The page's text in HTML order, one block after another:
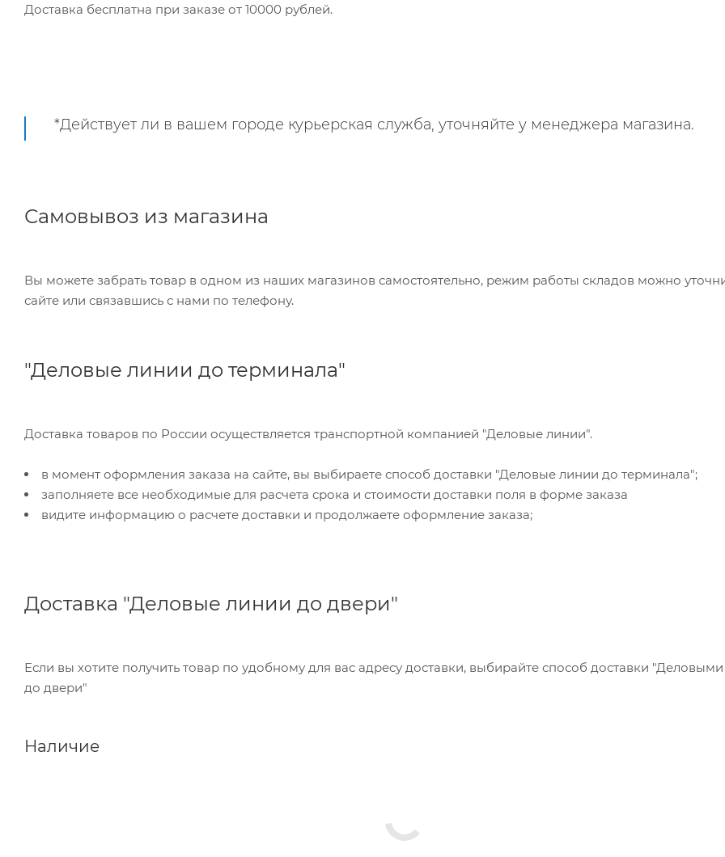
Доставка бесплатна при заказе от 10000 рублей.
*Действует ли в вашем городе курьерская служба, уточняйте у менеджера магазина.
Самовывоз из магазина
Вы можете забрать товар в одном из наших магазинов самостоятельно, режим работы складов можно уточнить на
сайте или связавшись с нами по телефону.
"Деловые линии до терминала"
Доставка товаров по России осуществляется транспортной компанией "Деловые линии".
в момент оформления заказа на сайте, вы выбираете способ доставки "Деловые линии до терминала";
заполняете все необходимые для расчета срока и стоимости доставки поля в форме заказа
видите информацию о расчете доставки и продолжаете оформление заказа;
Доставка "Деловые линии до двери"
Если вы хотите получить товар по удобному для вас адресу доставки, выбирайте способ доставки
до двери"
Наличие